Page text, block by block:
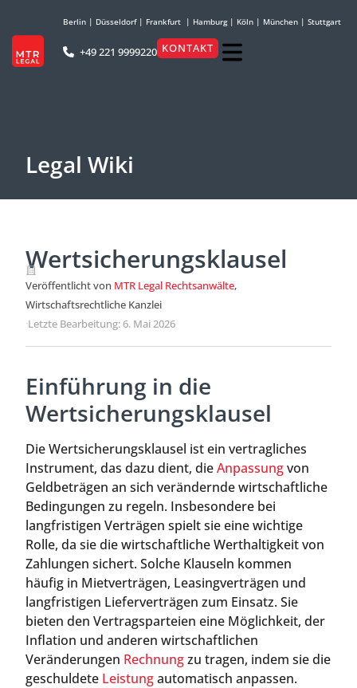
Berlin | Düsseldorf| Frankfurt | Hamburg| Köln | München | Stuttgart
+49 221 9999220 KONTAKT
Legal Wiki
Wertsicherungsklausel
Veröffentlicht von MTR Legal Rechtsanwälte,
Wirtschaftsrechtliche Kanzlei
·Letzte Bearbeitung: 6. Mai 2026
Einführung in die
Wertsicherungsklausel
Die Wertsicherungsklausel ist ein vertragliches
Instrument, das dazu dient, dieAnpassungvon
Geldbeträgen an sich verändernde wirtschaftliche
Bedingungen zu regeln. Insbesondere bei
langfristigen Verträgen spielt sie eine wichtige
Rolle, da sie die wirtschaftliche Werthaltigkeit von
Zahlungen sichert. Solche Klauseln kommen
häufig in Mietverträgen, Leasingverträgen und
langfristigen Lieferverträgen zum Einsatz. Sie
bieten den Vertragsparteien eine Möglichkeit, der
Inflation und anderen wirtschaftlichen
Veränderungen Rechnungzu tragen, indem sie die
geschuldete Leistungautomatisch anpassen.